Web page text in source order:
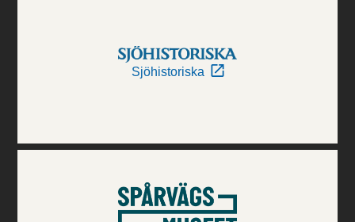
Sjöhistoriska